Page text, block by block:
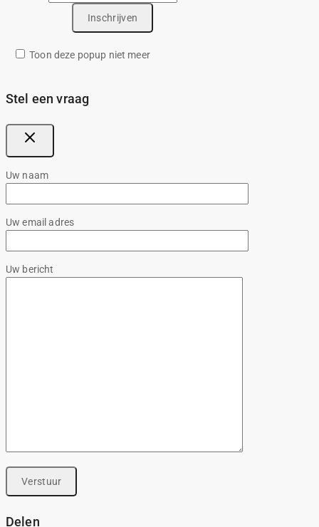
Toon deze popup niet meer
Stel een vraag
Uw naam
Uw email adres
Uw bericht
Delen